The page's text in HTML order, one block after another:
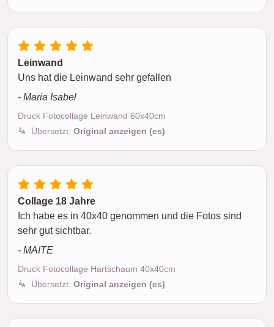
Leinwand
Uns hat die Leinwand sehr gefallen
- Maria Isabel
Druck Fotocollage Leinwand 60x40cm
Übersetzt: Original anzeigen (es)
Collage 18 Jahre
Ich habe es in 40x40 genommen und die Fotos sind
sehr gut sichtbar.
- MAITE
Druck Fotocollage Hartschaum 40x40cm
Übersetzt: Original anzeigen (es)